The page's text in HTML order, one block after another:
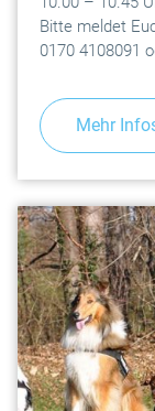
Bitte meldet
0170 4108091
Mehr